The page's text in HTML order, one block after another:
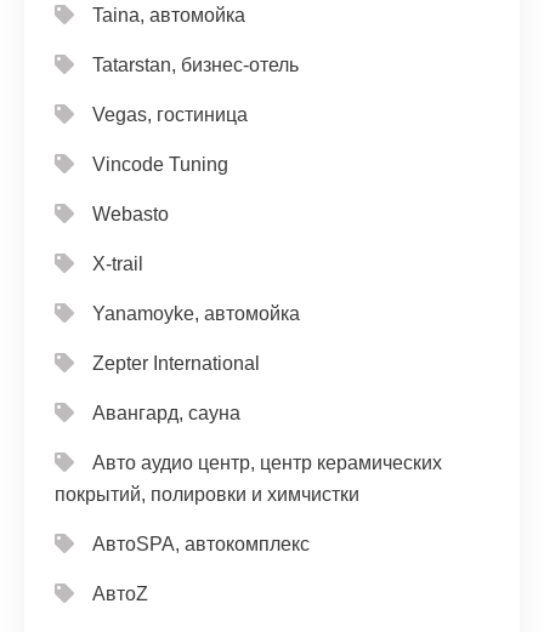
Taina, автомойка
Tatarstan, бизнес-отель
Vegas, гостиница
Vincode Tuning
Webasto
X-trail
Yanamoyke, автомойка
Zepter International
Авангард, сауна
Авто аудио центр, центр керамических
покрытий, полировки и химчистки
АвтоSPA, автокомплекс
АвтоZ